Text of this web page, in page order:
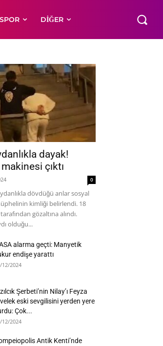
SPOR DIĞER
dayak!
çıktı
0
dövdüğü anlar sosyal
kimliği belirlendi. 18
gözaltına alındı.
olduğu...
alarma geçti: Manyetik
endişe yarattı
12/2024
Şerbeti’nin Nilay’ı Feyza
eski sevgilisini yerden yere
Çok...
12/2024
Antik Kenti’nde